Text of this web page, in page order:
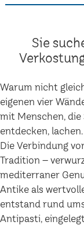
Sie
Warum nicht
eigenen vier
mit Menschen, die
entdecken, lachen.
Die Verbindung
Tradition –
mediterraner
Antike als
entstand rund
Antipasti,